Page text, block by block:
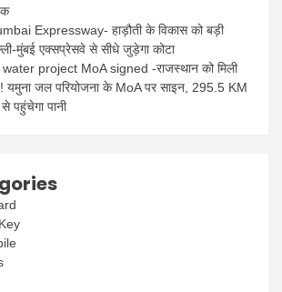
Expressway- हाड़ौती के विकास को बड़ी
मुंबई एक्सप्रेसवे से सीधे जुड़ेगा कोटा
project MoA signed -राजस्थान को मिली
यमुना जल परियोजना के MoA पर साइन, 295.5 KM
पहुंचेगा पानी